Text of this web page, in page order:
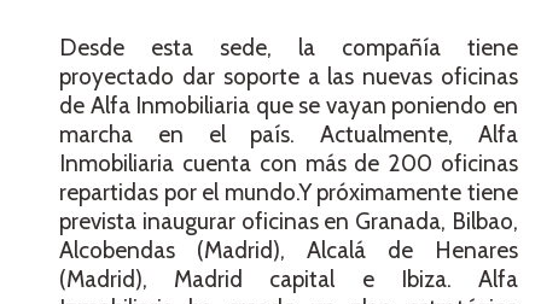
Desde esta sede, la compañía tiene
proyectado dar soporte a las nuevas oficinas
de Alfa Inmobiliaria que se vayan poniendo en
marcha en el país. Actualmente, Alfa
Inmobiliaria cuenta con más de 200 oficinas
repartidas por el mundo.Y próximamente tiene
prevista inaugurar oficinas en Granada, Bilbao,
Alcobendas (Madrid), Alcalá de Henares
(Madrid), Madrid capital e Ibiza. Alfa